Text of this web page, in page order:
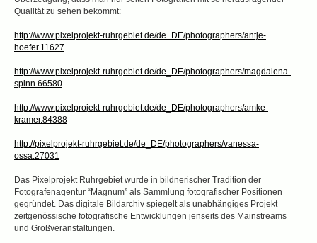
Qualität zu sehen bekommt:
http://www.pixelprojekt-ruhrgebiet.de/de_DE/photographers/antje-
hoefer.11627
http://www.pixelprojekt-ruhrgebiet.de/de_DE/photographers/magdalena-
spinn.66580
http://www.pixelprojekt-ruhrgebiet.de/de_DE/photographers/amke-
kramer.84388
http://pixelprojekt-ruhrgebiet.de/de_DE/photographers/vanessa-
ossa.27031
Das Pixelprojekt Ruhrgebiet wurde in bildnerischer Tradition der
Fotografenagentur “Magnum” als Sammlung fotografischer Positionen
gegründet. Das digitale Bildarchiv spiegelt als unabhängiges Projekt
zeitgenössische fotografische Entwicklungen jenseits des Mainstreams
und Großveranstaltungen.